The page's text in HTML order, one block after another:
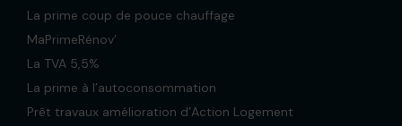
La prime coup de pouce chauffage
MaPrimeRénov’
La TVA 5,5%
La prime à l’autoconsommation
Prêt travaux amélioration d’Action Logement